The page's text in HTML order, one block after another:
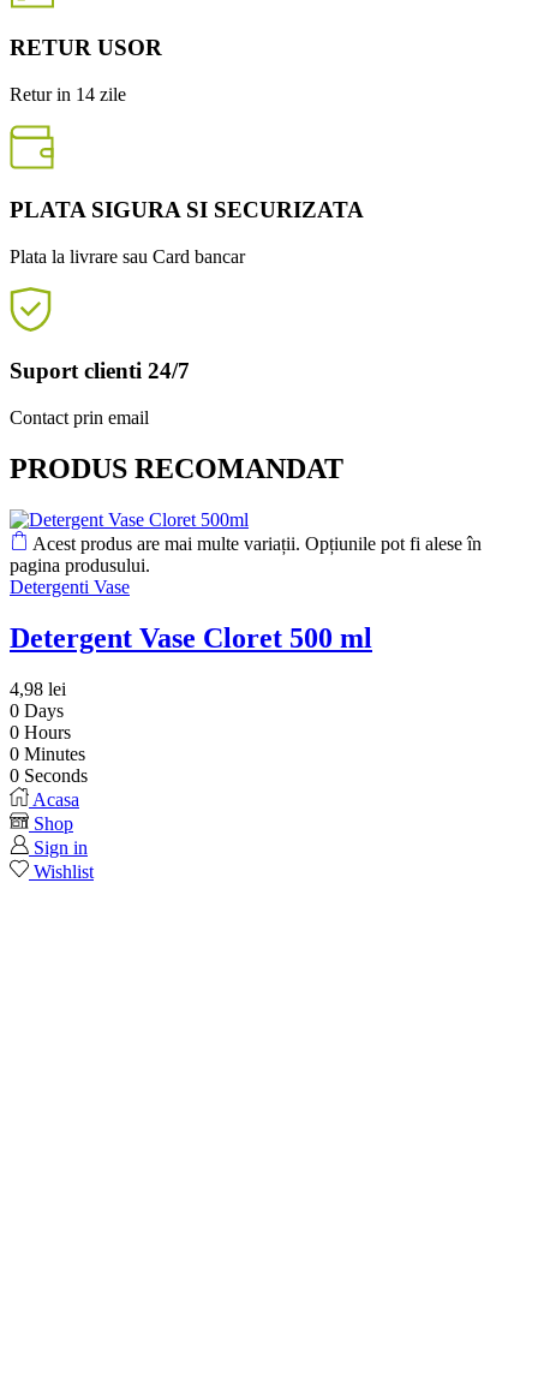
RETUR USOR
Retur in 14 zile
PLATA SIGURA SI SECURIZATA
Plata la livrare sau Card bancar
Suport clienti 24/7
Contact prin email
PRODUS RECOMANDAT
Acest produs are mai multe variații. Opțiunile pot fi alese în
pagina produsului.
Detergenti Vase
Detergent Vase Cloret 500 ml
4,98 lei
0 Days
0 Hours
0 Minutes
0 Seconds
Acasa
Shop
Sign in
Wishlist